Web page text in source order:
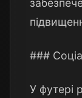
###
У футері